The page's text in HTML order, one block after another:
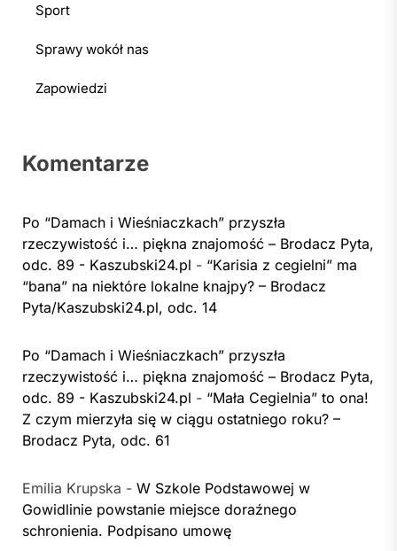
Sport
Sprawy wokół nas
Zapowiedzi
Komentarze
Po “Damach i Wieśniaczkach” przyszła
rzeczywistość i… piękna znajomość – Brodacz Pyta,
odc. 89 - Kaszubski24.pl - “Karisia z cegielni” ma
“bana” na niektóre lokalne knajpy? – Brodacz
Pyta/Kaszubski24.pl, odc. 14
Po “Damach i Wieśniaczkach” przyszła
rzeczywistość i… piękna znajomość – Brodacz Pyta,
odc. 89 - Kaszubski24.pl - “Mała Cegielnia” to ona!
Z czym mierzyła się w ciągu ostatniego roku? –
Brodacz Pyta, odc. 61
Emilia Krupska - W Szkole Podstawowej w
Gowidlinie powstanie miejsce doraźnego
schronienia. Podpisano umowę